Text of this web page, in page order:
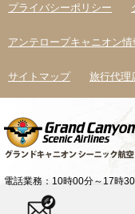
プライバシーポリシー
アンテロープキャニオン情
サイトマップ 旅行代理
電話業務：10時00分～17時